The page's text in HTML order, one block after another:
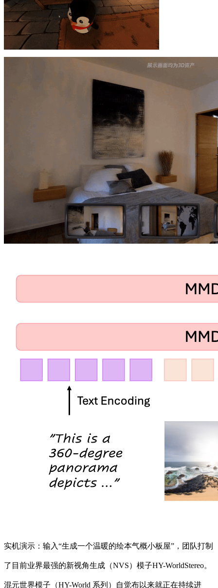
实机演示：输入“生成一个温暖的绘本气概小板屋”，团队打制
了目前业界最强的新视角生成（NVS）模子HY-WorldStereo。
混元世界模子（HY-World 系列）自觉布以来就正在持续进